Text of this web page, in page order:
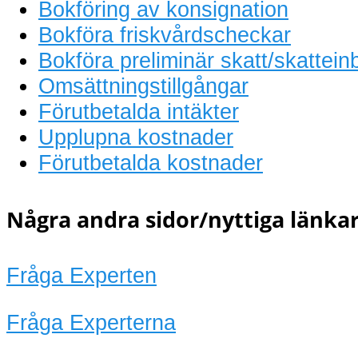
Bokföring av konsignation
Bokföra friskvårdscheckar
Bokföra preliminär skatt/
Omsättningstillgångar
Förutbetalda intäkter
Upplupna kostnader
Förutbetalda kostnader
Några andra sidor/nyttiga
Fråga Experten
Fråga Experterna